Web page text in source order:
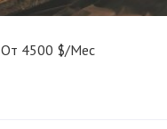
От 4500 $/Мес